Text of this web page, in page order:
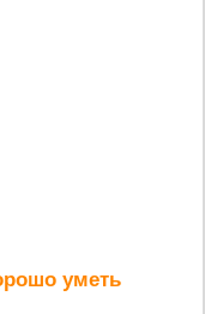
уметь